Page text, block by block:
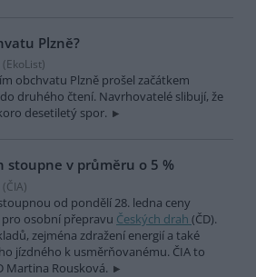
Plzně?
obchvatu Plzně prošel začátkem
druhého čtení. Navrhovatelé slibují, že
desetiletý spor.
stoupne v průměru o 5 %
ČIA)
od pondělí 28. ledna ceny
osobní přepravu Českých drah (ČD).
zejména zdražení energií a také
jízdného k usměrňovanému. ČIA to
Martina Rousková.